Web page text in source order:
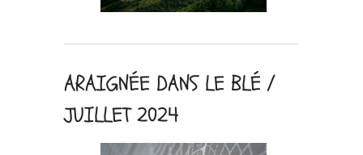
ARAIGNÉE DANS LE BLÉ /
JUILLET 2024